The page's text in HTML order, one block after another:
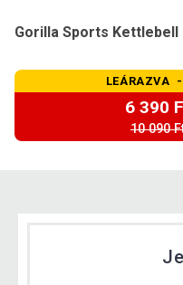
Gorilla Sports
LEÁRAZVA -
6 390
10 090